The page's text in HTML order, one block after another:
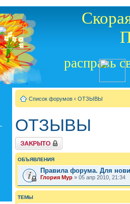
расправь
Список форумов ‹ ОТЗЫВЫ
ОТЗЫВЫ
Форум закрыт
ОБЪЯВЛЕНИЯ
Правила форума. Для
Глория Мур » 05 апр 2010, 21:34
ТЕМЫ